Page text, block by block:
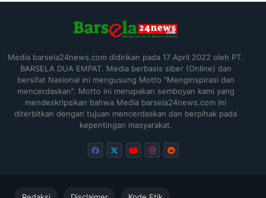
Media barsela24news.com didirikan pada 17 April 2022 oleh PT.
BARSELA DUA EMPAT. Media berbasis siber (Online) dan
bersifat Nasional ini mengusung Motto "Menginspirasi dan
mencerdaskan". Motto ini merupakan semboyan kami yang
mendeskripsikan bahwa Media barsela24news.com ini
diterbitkan dengan tujuan mencerdaskan dan berpihak pada
kepentingan masyarakat.